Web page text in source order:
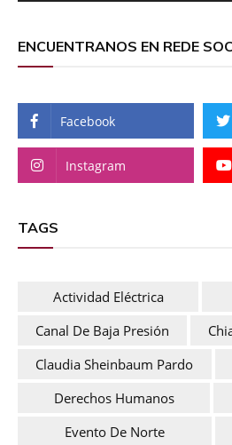
ENCUENTRANOS EN REDE
Facebook
Instagram
TAGS
Actividad Eléctrica
Canal De Baja Presión
Claudia Sheinbaum Pardo
Derechos Humanos
Evento De Norte